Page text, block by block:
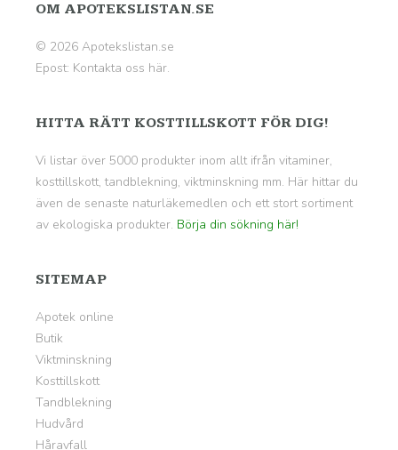
OM APOTEKSLISTAN.SE
© 2026 Apotekslistan.se
Epost: Kontakta oss här.
HITTA RÄTT KOSTTILLSKOTT FÖR DIG!
Vi listar över 5000 produkter inom allt ifrån vitaminer,
kosttillskott, tandblekning, viktminskning mm. Här hittar du
även de senaste naturläkemedlen och ett stort sortiment
av ekologiska produkter. Börja din sökning här!
SITEMAP
Apotek online
Butik
Viktminskning
Kosttillskott
Tandblekning
Hudvård
Håravfall